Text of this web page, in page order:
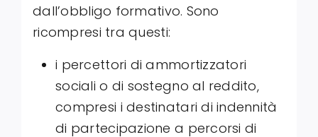
dall’obbligo formativo. Sono
ricompresi tra questi:
i percettori di ammortizzatori
sociali o di sostegno al reddito,
compresi i destinatari di indennità
di partecipazione a percorsi di